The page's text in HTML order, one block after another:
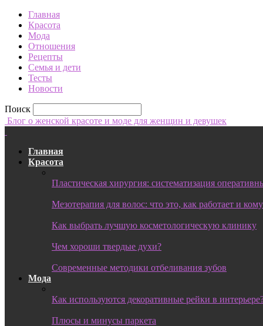
Главная
Красота
Мода
Отношения
Рецепты
Семья и дети
Тесты
Новости
Поиск
Блог о женской красоте и моде для женщин и девушек
Главная
Красота
Пластическая хирургия: систематизация
Мезотерапия для волос: что это, как работает и
Как выбрать лучшую косметологическую клинику
Чем хороши твердые духи?
Современные методики отбеливания зубов
Мода
Как используются декоративные рейки в
Плюсы и минусы паркета